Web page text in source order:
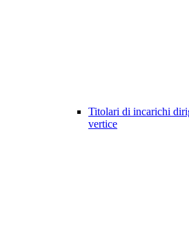
Titolari di incarichi
vertice